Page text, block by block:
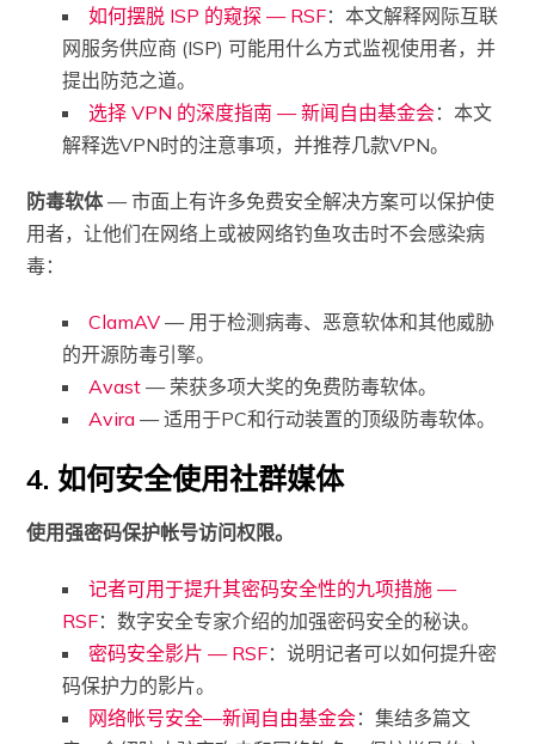
如何摆脱 ISP 的窥探 — RSF：本文解释网际互联
网服务供应商 (ISP) 可能用什么方式监视使用者，并
提出防范之道。
选择 VPN 的深度指南 — 新闻自由基金会：本文
解释选VPN时的注意事项，并推荐几款VPN。
防毒软体— 市面上有许多免费安全解决方案可以保护使
用者，让他们在网络上或被网络钓鱼攻击时不会感染病
毒：
ClamAV — 用于检测病毒、恶意软体和其他威胁
的开源防毒引擎。
Avast — 荣获多项大奖的免费防毒软体。
Avira — 适用于PC和行动装置的顶级防毒软体。
4. 如何安全使用社群媒体
使用强密码保护帐号访问权限。
记者可用于提升其密码安全性的九项措施 —
RSF：数字安全专家介绍的加强密码安全的秘诀。
密码安全影片 — RSF：说明记者可以如何提升密
码保护力的影片。
网络帐号安全—新闻自由基金会：集结多篇文